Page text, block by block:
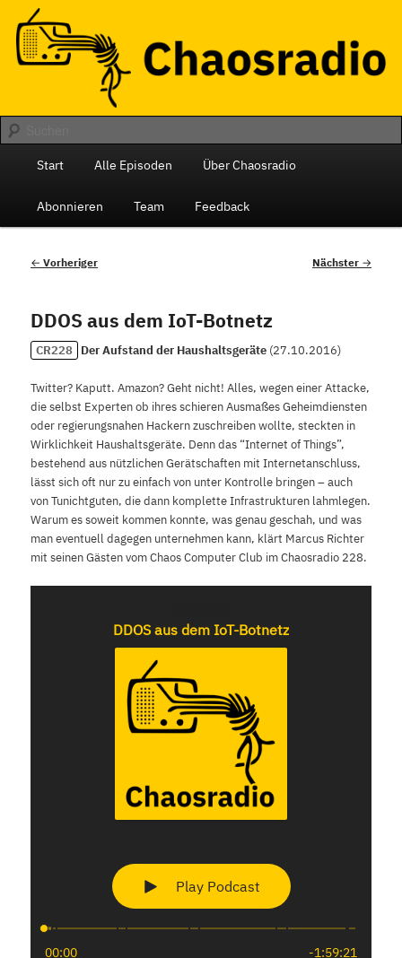
primären
Inhalt
springenChaosradio
Das monatliche Radio des Chaos Computer Club Berlin
Start Alle Episoden Über Chaosradio
Abonnieren Team Feedback
Beitragsnavigation
← Vorheriger Nächster →
DDOS aus dem IoT-Botnetz
CR228 Der Aufstand der Haushaltsgeräte (27.10.2016)
Twitter? Kaputt. Amazon? Geht nicht! Alles, wegen einer Attacke,
die selbst Experten ob ihres schieren Ausmaßes Geheimdiensten
oder regierungsnahen Hackern zuschreiben wollte, steckten in
Wirklichkeit Haushaltsgeräte. Denn das “Internet of Things”,
bestehend aus nützlichen Gerätschaften mit Internetanschluss,
lässt sich oft nur zu einfach von unter Kontrolle bringen – auch
von Tunichtguten, die dann komplette Infrastrukturen lahmlegen.
Warum es soweit kommen konnte, was genau geschah, und was
man eventuell dagegen unternehmen kann, klärt Marcus Richter
mit seinen Gästen vom Chaos Computer Club im Chaosradio 228.